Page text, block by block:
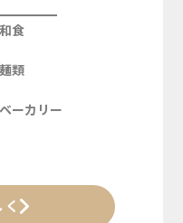
和食
麺類
ベーカリー
く